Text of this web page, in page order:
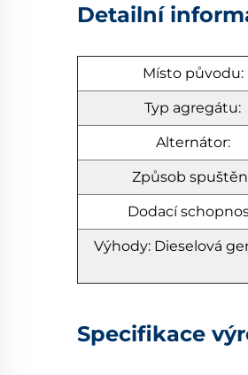
Detailní
Místo původu:
Typ agregátu:
Alternátor:
Způsob
Dodací
Výhody: Dieselová
Specifikace